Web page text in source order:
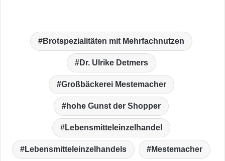
Brotspezialitäten mit Mehrfachnutzen
Dr. Ulrike Detmers
Großbäckerei Mestemacher
hohe Gunst der Shopper
Lebensmitteleinzelhandel
Lebensmitteleinzelhandels Mestemacher